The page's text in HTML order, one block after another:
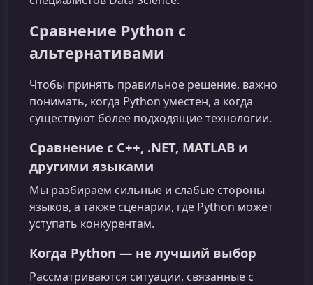
Сравнение Python с
альтернативами
Чтобы принять правильное решение, важно
понимать, когда Python уместен, а когда
существуют более подходящие технологии.
Сравнение с C++, .NET, MATLAB и
другими языками
Мы разбираем сильные и слабые стороны
языков, а также сценарии, где Python может
уступать конкурентам.
Когда Python — не лучший выбор
Рассматриваются ситуации, связанные с